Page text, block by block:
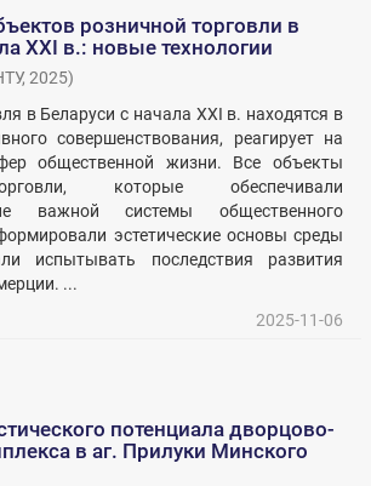
розничной торговли в
XXI в.: новые технологии
,2025)
в Беларуси с начала ХХI в. находятся в
совершенствования, реагирует на
общественной жизни. Все объекты
которые обеспечивали
важной системы общественного
эстетические основы среды
испытывать последствия развития
...
2025-11-06
потенциала дворцово-
в аг. Прилуки Минского